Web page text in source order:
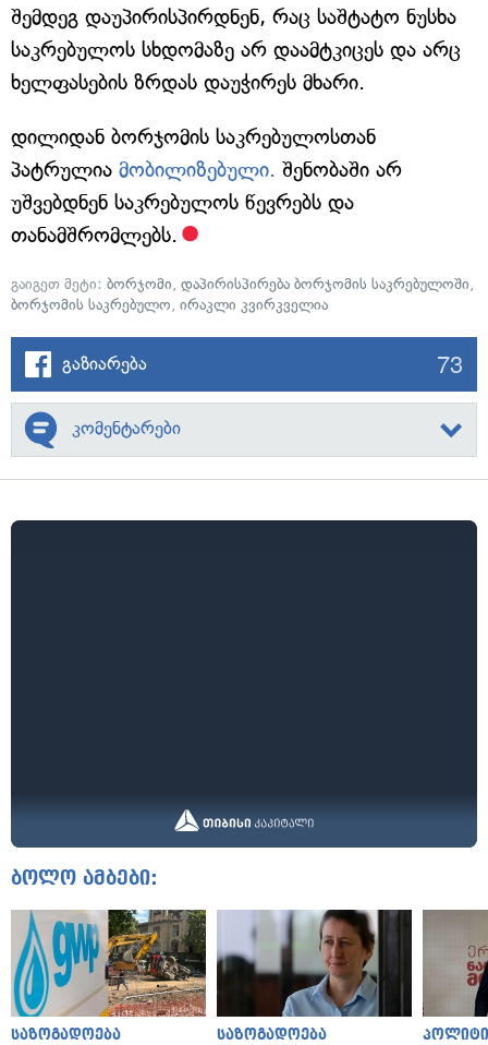
შემდეგ დაუპირისპირდნენ, რაც საშტატო ნუსხა
საკრებულოს სხდომაზე არ დაამტკიცეს და არც
ხელფასების ზრდას დაუჭირეს მხარი.
დილიდან ბორჯომის საკრებულოსთან
პატრულია მობილიზებული. შენობაში არ
უშვებდნენ საკრებულოს წევრებს და
თანამშრომლებს.
გაიგეთ მეტი: ბორჯომი, დაპირისპირება ბორჯომის საკრებულოში,
ბორჯომის საკრებულო, ირაკლი კვირკველია
გაზიარება 73
კომენტარები
ბოლო ამბები:
საზოგადოება საზოგადოება